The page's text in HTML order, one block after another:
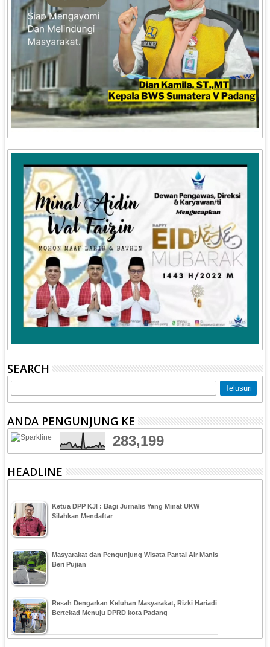
SEARCH
ANDA PENGUNJUNG KE
283,199
HEADLINE
Ketua DPP KJI : Bagi Jurnalis Yang Minat UKW
Silahkan Mendaftar
Masyarakat dan Pengunjung Wisata Pantai Air Manis
Beri Pujian
Resah Dengarkan Keluhan Masyarakat, Rizki Hariadi
Bertekad Menuju DPRD kota Padang